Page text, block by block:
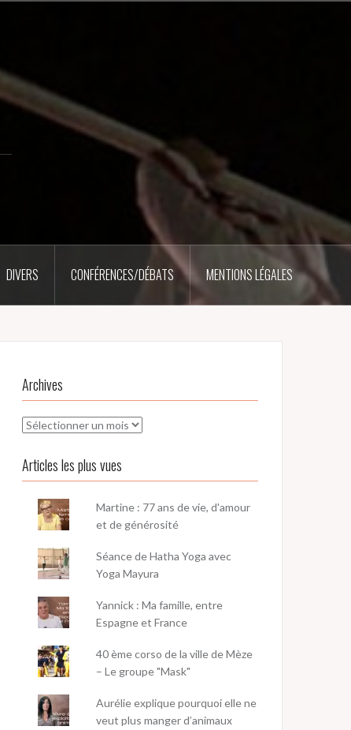
DIVERS CONFÉRENCES/DÉBATS MENTIONS LÉGALES
Archives
Archives
Articles les plus vues
Martine : 77 ans de vie, d'amour
et de générosité
Séance de Hatha Yoga avec
Yoga Mayura
Yannick : Ma famille, entre
Espagne et France
40 ème corso de la ville de Mèze
– Le groupe "Mask"
Aurélie explique pourquoi elle ne
veut plus manger d’animaux